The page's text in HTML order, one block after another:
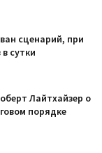
сценарий, при
сутки
Лайтхайзер о
порядке